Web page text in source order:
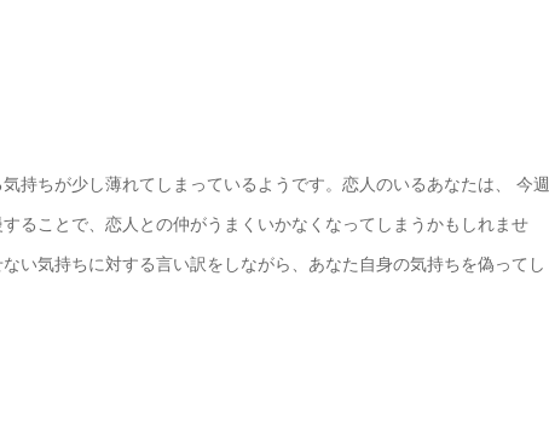
持ちが少し薄れてしまっているようです。恋人のいるあなたは、 今週
ることで、恋人との仲がうまくいかなくなってしまうかもしれませ
い気持ちに対する言い訳をしながら、あなた自身の気持ちを偽ってし